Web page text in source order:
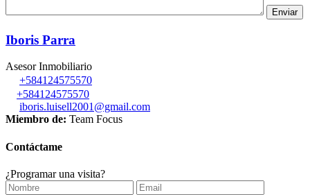
Iboris Parra
Asesor Inmobiliario
+584124575570
+584124575570
iboris.luisell2001@gmail.com
Miembro de: Team Focus
Contáctame
¿Programar una visita?